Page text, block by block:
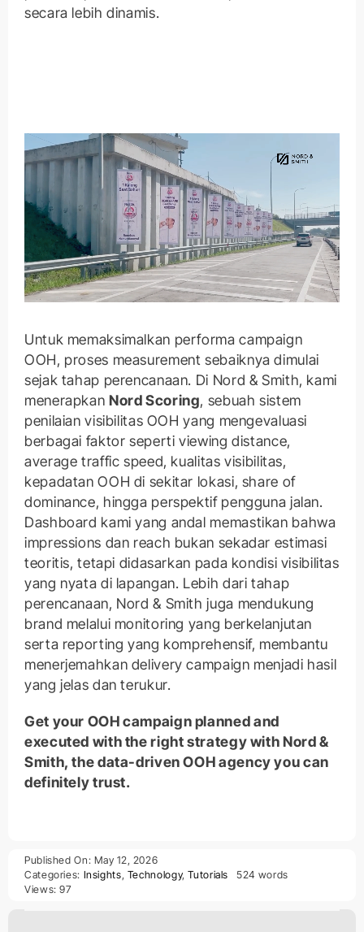
secara lebih dinamis.
Untuk memaksimalkan performa campaign
OOH, proses measurement sebaiknya dimulai
sejak tahap perencanaan. Di Nord & Smith, kami
menerapkan Nord Scoring, sebuah sistem
penilaian visibilitas OOH yang mengevaluasi
berbagai faktor seperti viewing distance,
average traffic speed, kualitas visibilitas,
kepadatan OOH di sekitar lokasi, share of
dominance, hingga perspektif pengguna jalan.
Dashboard kami yang andal memastikan bahwa
impressions dan reach bukan sekadar estimasi
teoritis, tetapi didasarkan pada kondisi visibilitas
yang nyata di lapangan. Lebih dari tahap
perencanaan, Nord & Smith juga mendukung
brand melalui monitoring yang berkelanjutan
serta reporting yang komprehensif, membantu
menerjemahkan delivery campaign menjadi hasil
yang jelas dan terukur.
Get your OOH campaign planned and
executed with the right strategy with Nord &
Smith, the data-driven OOH agency you can
definitely trust.
Published On: May 12, 2026
Categories: Insights, Technology,Tutorials
524 words
Views: 97